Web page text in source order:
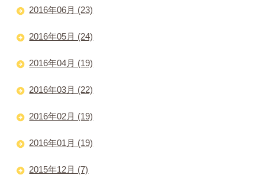
2016年06月 (23)
2016年05月 (24)
2016年04月 (19)
2016年03月 (22)
2016年02月 (19)
2016年01月 (19)
2015年12月 (7)